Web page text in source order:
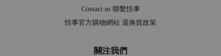
Contact us 聯繫恬事
恬事官方購物網站 退換貨政策
關注我們